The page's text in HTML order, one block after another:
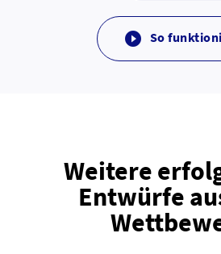
 So
Weitere
Entwürfe